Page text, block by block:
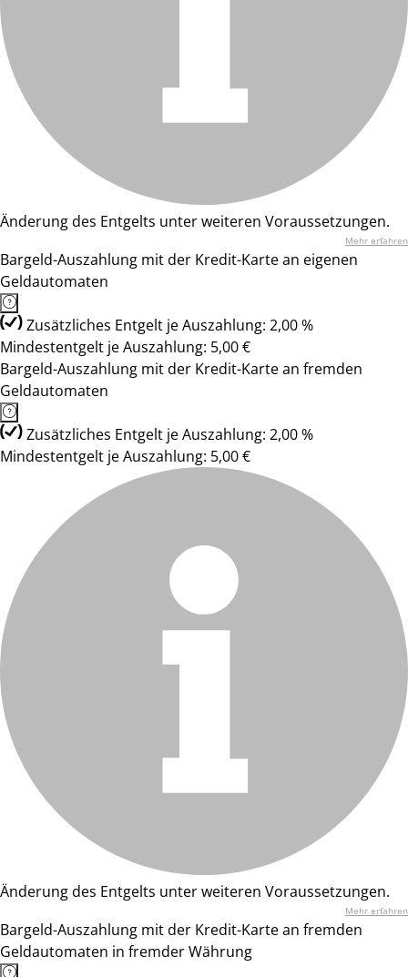
Änderung des Entgelts unter weiteren Voraussetzungen.
Mehr erfahren
Bargeld-Auszahlung mit der Kredit-Karte an eigenen
Geldautomaten
Zusätzliches Entgelt je Auszahlung: 2,00 %
Mindestentgelt je Auszahlung: 5,00 €
Bargeld-Auszahlung mit der Kredit-Karte an fremden
Geldautomaten
Zusätzliches Entgelt je Auszahlung: 2,00 %
Mindestentgelt je Auszahlung: 5,00 €
Änderung des Entgelts unter weiteren Voraussetzungen.
Mehr erfahren
Bargeld-Auszahlung mit der Kredit-Karte an fremden
Geldautomaten in fremder Währung